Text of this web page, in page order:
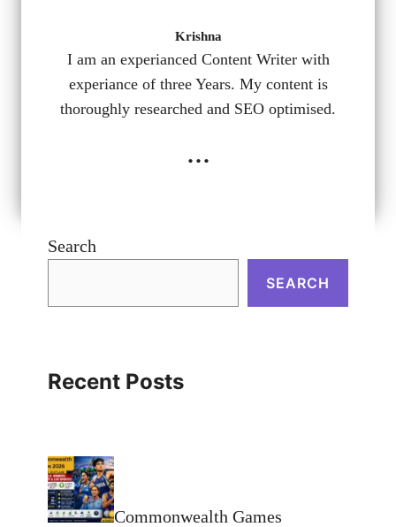
Krishna
I am an experianced Content Writer with
experiance of three Years. My content is
thoroughly researched and SEO optimised.
...
Search
SEARCH
Recent Posts
Commonwealth Games